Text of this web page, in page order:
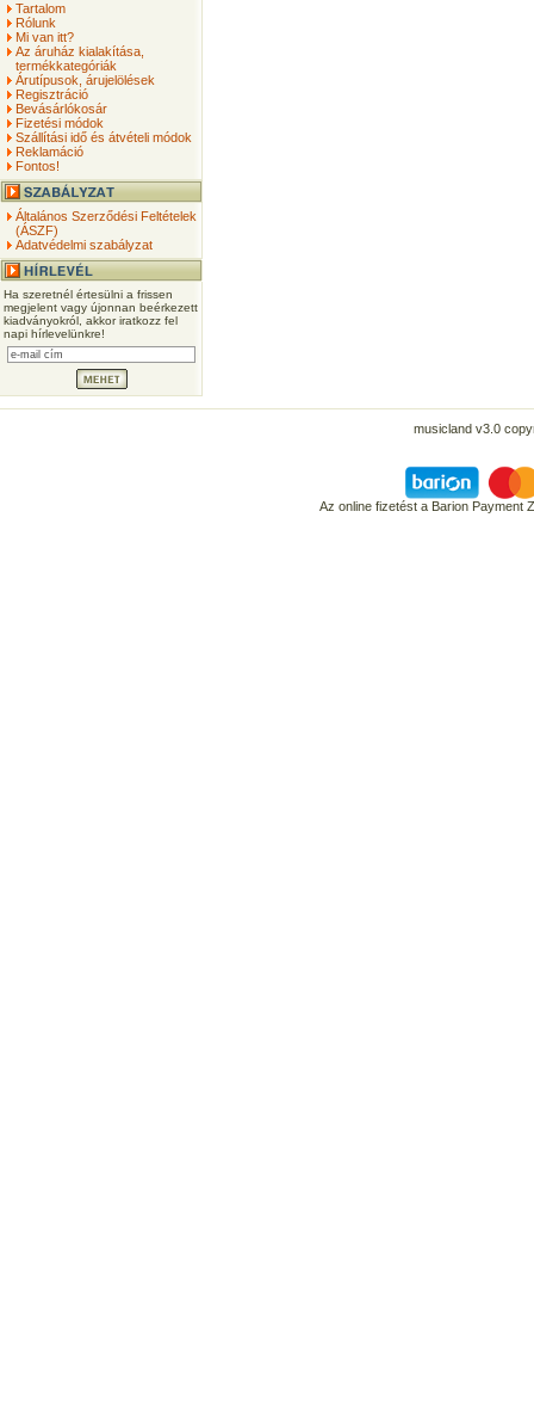
Tartalom
Rólunk
Mi van itt?
Az áruház kialakítása,
termékkategóriák
Árutípusok, árujelölések
Regisztráció
Bevásárlókosár
Fizetési módok
Szállítási idő és átvételi módok
Reklamáció
Fontos!
Általános Szerződési Feltételek
(ÁSZF)
Adatvédelmi szabályzat
Ha szeretnél értesülni a frissen
megjelent vagy újonnan beérkezett
kiadványokról, akkor iratkozz fel
napi hírlevelünkre!
musicland v3.0
Az online fizetést a Barion Payment